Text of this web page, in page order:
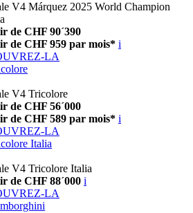
V4 Márquez 2025 World Champion
de CHF 90´390
de CHF 959 par mois* i
LA
V4 Tricolore
de CHF 56´000
de CHF 589 par mois* i
LA
Italia
V4 Tricolore Italia
de CHF 88´000 i
LA